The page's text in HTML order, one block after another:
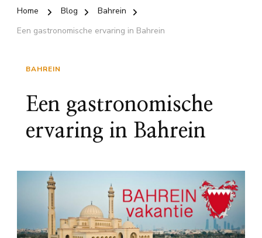
Home Blog
Bahrein
Een gastronomische ervaring in Bahrein
BAHREIN
Een gastronomische
ervaring in Bahrein